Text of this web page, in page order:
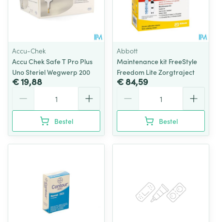
Accu-Chek
Accu Chek Safe T Pro Plus
Uno Steriel Wegwerp 200
€ 19,88
Bestel
Abbott
Maintenance kit FreeStyle
Freedom Lite Zorgtraject
€ 84,59
Bestel